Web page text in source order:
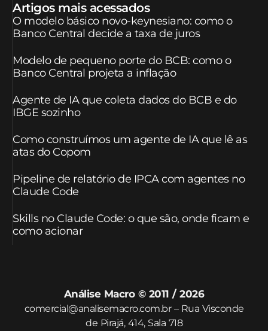
Artigos mais acessados
O modelo básico novo-keynesiano: como o
Banco Central decide a taxa de juros
Modelo de pequeno porte do BCB: como o
Banco Central projeta a inflação
Agente de IA que coleta dados do BCB e do
IBGE sozinho
Como construímos um agente de IA que lê as
atas do Copom
Pipeline de relatório de IPCA com agentes no
Claude Code
Skills no Claude Code: o que são, onde ficam e
como acionar
Análise Macro © 2011 / 2026
comercial@analisemacro.com.br – Rua Visconde
de Pirajá, 414, Sala 718